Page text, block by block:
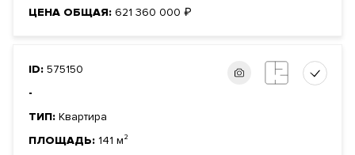
ЦЕНА ОБЩАЯ: 621 360 000 ₽
ID: 575150
-
ТИП: Квартира
ПЛОЩАДЬ: 141 м²